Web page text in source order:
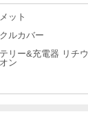
ット
ルカバー
リー&充電器 リチウ
ン